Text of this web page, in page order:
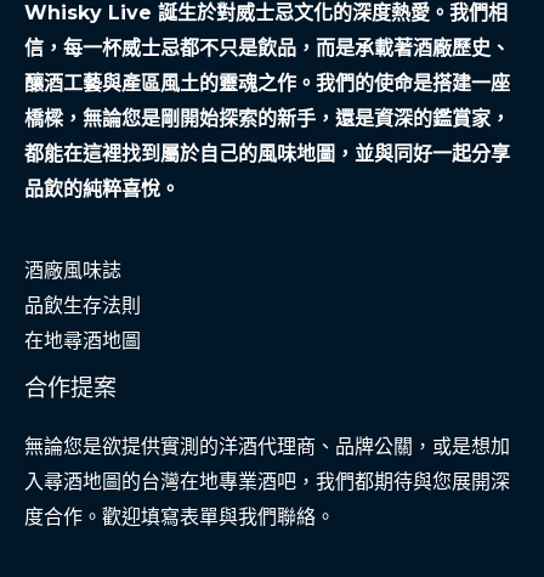
會
安
全
網
的
關
一
環
Whisky Live 誕生於對威士忌文化的深度熱愛。我們相
信，每一杯威士忌都不只是飲品，而是承載著酒廠歷史、
釀酒工藝與產區風土的靈魂之作。我們的使命是搭建一座
橋樑，無論您是剛開始探索的新手，還是資深的鑑賞家，
都能在這裡找到屬於自己的風味地圖，並與同好一起分享
品飲的純粹喜悅。
酒廠風味誌
品飲生存法則
在地尋酒地圖
合作提案
無論您是欲提供實測的洋酒代理商、品牌公關，或是想加
入尋酒地圖的台灣在地專業酒吧，我們都期待與您展開深
度合作。歡迎填寫表單與我們聯絡。